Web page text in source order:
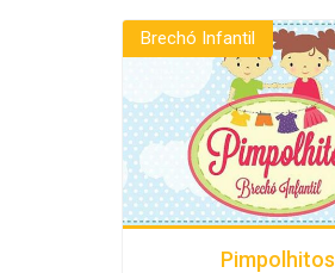
Brechó Infantil
Pimpolhitos